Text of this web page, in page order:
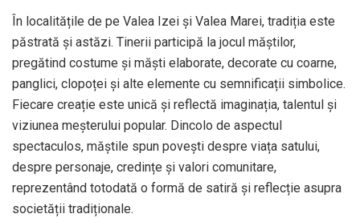
În localitățile de pe Valea Izei și Valea Marei, tradiția este
păstrată și astăzi. Tinerii participă la jocul măștilor,
pregătind costume și măști elaborate, decorate cu coarne,
panglici, clopoței și alte elemente cu semnificații simbolice.
Fiecare creație este unică și reflectă imaginația, talentul și
viziunea meșterului popular. Dincolo de aspectul
spectaculos, măștile spun povești despre viața satului,
despre personaje, credințe și valori comunitare,
reprezentând totodată o formă de satiră și reflecție asupra
societății tradiționale.